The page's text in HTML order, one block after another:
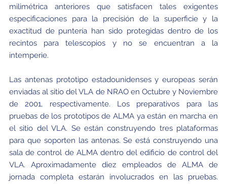
milimétrica anteriores que satisfacen tales exigentes
especificaciones para la precisión de la superficie y la
exactitud de puntería han sido protegidas dentro de los
recintos para telescopios y no se encuentran a la
intemperie.
Las antenas prototipo estadounidenses y europeas serán
enviadas al sitio del VLA de NRAO en Octubre y Noviembre
de 2001, respectivamente. Los preparativos para las
pruebas de los prototipos de ALMA ya están en marcha en
el sitio del VLA. Se están construyendo tres plataformas
para que soporten las antenas. Se está construyendo una
sala de control de ALMA dentro del edificio de control del
VLA. Aproximadamente diez empleados de ALMA de
jornada completa estarán involucrados en las pruebas.